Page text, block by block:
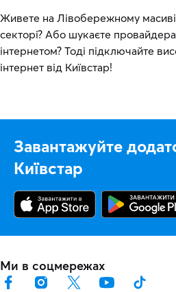
Живете на Лівобережному
секторі? Або шукаєте
інтернетом? Тоді підключайте
інтернет від Київстар!
Завантажуйте
Київстар
Ми в соцмережах